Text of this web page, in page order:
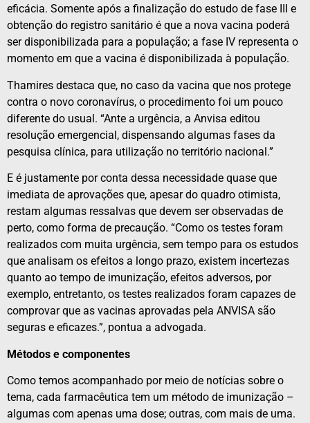
eficácia. Somente após a finalização do estudo de fase III e
obtenção do registro sanitário é que a nova vacina poderá
ser disponibilizada para a população; a fase IV representa o
momento em que a vacina é disponibilizada à população.
Thamires destaca que, no caso da vacina que nos protege
contra o novo coronavírus, o procedimento foi um pouco
diferente do usual. “Ante a urgência, a Anvisa editou
resolução emergencial, dispensando algumas fases da
pesquisa clínica, para utilização no território nacional.”
E é justamente por conta dessa necessidade quase que
imediata de aprovações que, apesar do quadro otimista,
restam algumas ressalvas que devem ser observadas de
perto, como forma de precaução. “Como os testes foram
realizados com muita urgência, sem tempo para os estudos
que analisam os efeitos a longo prazo, existem incertezas
quanto ao tempo de imunização, efeitos adversos, por
exemplo, entretanto, os testes realizados foram capazes de
comprovar que as vacinas aprovadas pela ANVISA são
seguras e eficazes.”, pontua a advogada.
Métodos e componentes
Como temos acompanhado por meio de notícias sobre o
tema, cada farmacêutica tem um método de imunização –
algumas com apenas uma dose; outras, com mais de uma.